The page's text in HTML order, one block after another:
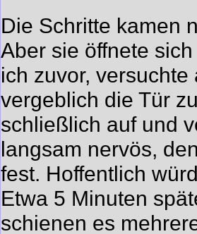
Die Schritte kamen
Aber sie öffnete
ich zuvor,
vergeblich die Tür
schließlich auf und
langsam nervös,
fest. Hoffentlich
Etwa 5 Minuten
schienen es